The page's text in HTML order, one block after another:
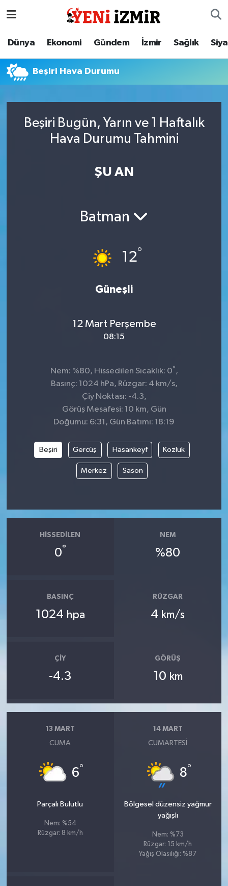
Dünya Ekonomi Gündem İzmir Sağlık
Beşiri Hava Durumu
Beşiri Bugün, Yarın ve 1 Haftalık
Hava Durumu Tahmini
ŞU AN
Batman
12°
Güneşli
12 Mart Perşembe
08:15
Nem: %80, Hissedilen Sıcaklık: 0° ,
Basınç: 1024 hPa, Rüzgar: 4 km/s,
Çiy Noktası: -4.3,
Görüş Mesafesi: 10 km, Gün
Doğumu: 6:31, Gün Batımı: 18:19
Beşiri Gercüş Hasankeyf Kozluk
Merkez Sason
HISSEDILEN
0°
NEM
%80
BASINÇ
1024 hpa
RÜZGAR
4 km/s
ÇIY
-4.3
GÖRÜŞ
10 km
13 MART
CUMA
6°
Parçalı Bulutlu
Nem: %54
Rüzgar: 8 km/h
14 MART
CUMARTESI
8°
Bölgesel düzensiz yağmur
yağışlı
Nem: %73
Rüzgar: 15 km/h
Yağış Olasılığı: %87
Dünya
İzmir
Sağlık
İzmir Nöbetçi Eczaneler
İzmir Trafik Yoğunluk Haritası
Süper Lig Puan Durumu ve Fikstür